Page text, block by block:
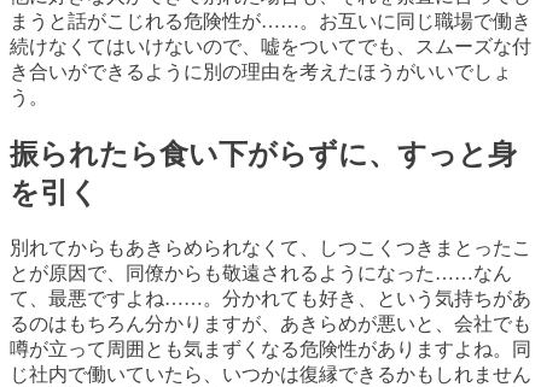
まうと話がこじれる危険性が……。お互いに同じ職場で働き
続けなくてはいけないので、嘘をついてでも、スムーズな付
き合いができるように別の理由を考えたほうがいいでしょ
う。
振られたら食い下がらずに、すっと身
を引く
別れてからもあきらめられなくて、しつこくつきまとったこ
とが原因で、同僚からも敬遠されるようになった……なん
て、最悪ですよね……。分かれても好き、という気持ちがあ
るのはもちろん分かりますが、あきらめが悪いと、会社でも
噂が立って周囲とも気まずくなる危険性がありますよね。同
じ社内で働いていたら、いつかは復縁できるかもしれません